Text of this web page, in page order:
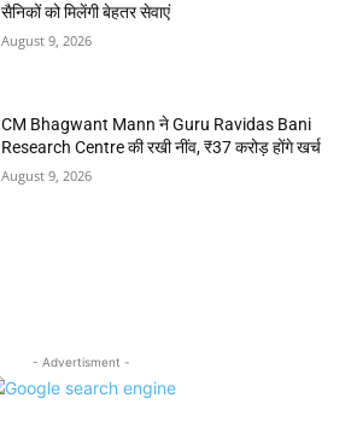
सैनिकों को मिलेंगी बेहतर सेवाएं
August 9, 2026
CM Bhagwant Mann ने Guru Ravidas Bani
Research Centre की रखी नींव, ₹37 करोड़ होंगे खर्च
August 9, 2026
- Advertisment -